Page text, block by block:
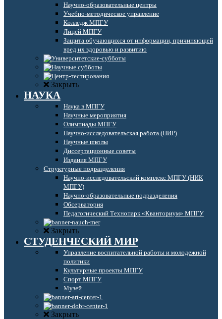
Научно-образовательные центры
Учебно-методическое управление
Колледж МПГУ
Лицей МПГУ
Защита обучающихся от информации, причиняющей
вред их здоровью и развитию
Закрыть
НАУКА
Наука в МПГУ
Научные мероприятия
Олимпиады МПГУ
Научно-исследовательская работа (НИР)
Научные школы
Диссертационные советы
Издания МПГУ
Структурные подразделения
Научно-исследовательский комплекс МПГУ (НИК
МПГУ)
Научно-образовательные подразделения
Обсерватория
Педагогический Технопарк «Кванториум» МПГУ
Закрыть
СТУДЕНЧЕСКИЙ МИР
Управление воспитательной работы и молодежной
политики
Культурные проекты МПГУ
Спорт МПГУ
Музей
Закрыть